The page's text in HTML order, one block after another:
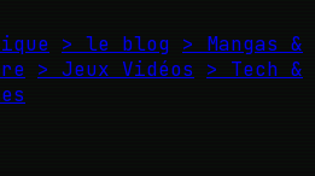
> le blog > Mangas &
> Jeux Vidéos
> Tech &